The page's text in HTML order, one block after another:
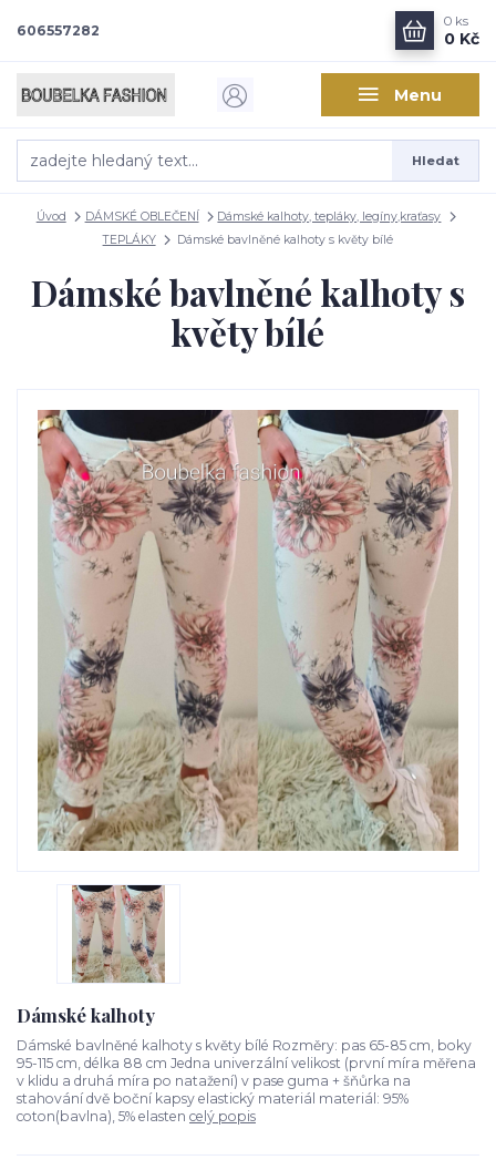
Menu
Hledat
606557282
0 ks
0 Kč
Úvod DÁMSKÉ OBLEČENÍ
Dámské kalhoty, tepláky, legíny,kraťasy
TEPLÁKY
Dámské bavlněné kalhoty s květy bílé
Dámské bavlněné kalhoty s
květy bílé
Dámské kalhoty
Dámské bavlněné kalhoty s květy bílé Rozměry: pas 65-85 cm, boky
95-115 cm, délka 88 cm Jedna univerzální velikost (první míra měřena
v klidu a druhá míra po natažení) v pase guma + šňůrka na
stahování dvě boční kapsy elastický materiál materiál: 95%
coton(bavlna), 5% elasten celý popis